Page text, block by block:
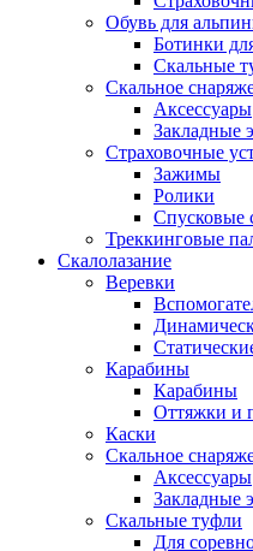
Обувь для
Ботинки
Скальные
Скальное
Аксессуары
Закладные
Страховочные
Зажимы
Ролики
Спусковые
Треккинговые
Скалолазание
Веревки
Карабины
Карабины
Оттяжки и
Каски
Скальное
Аксессуары
Закладные
Скальные туфли
Для